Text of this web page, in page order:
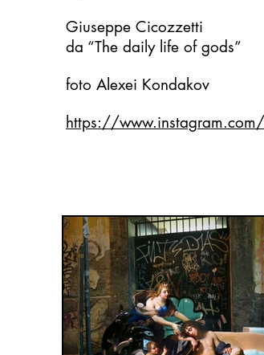
Giuseppe Cicozzetti
da “The daily life of gods”
foto Alexei Kondakov
https://